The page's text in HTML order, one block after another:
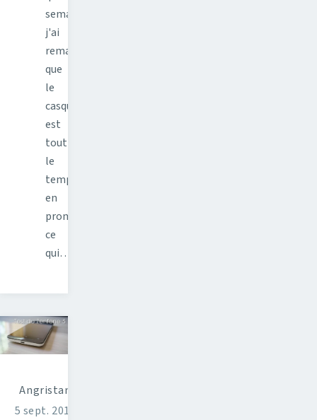
semaines
j'ai
remarqué
que
le
casque
est
tout
le
temps
en
promo,
ce
qui…
Angristan
5 sept. 2016